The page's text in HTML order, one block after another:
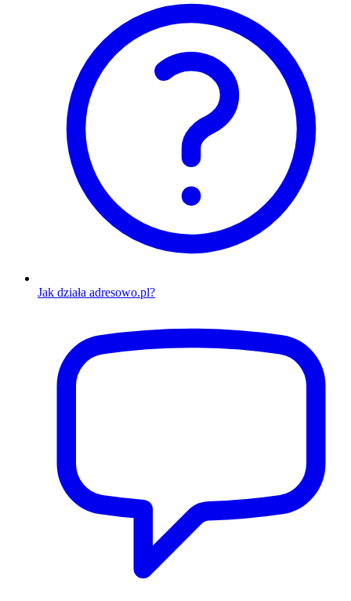
Jak działa adresowo.pl?